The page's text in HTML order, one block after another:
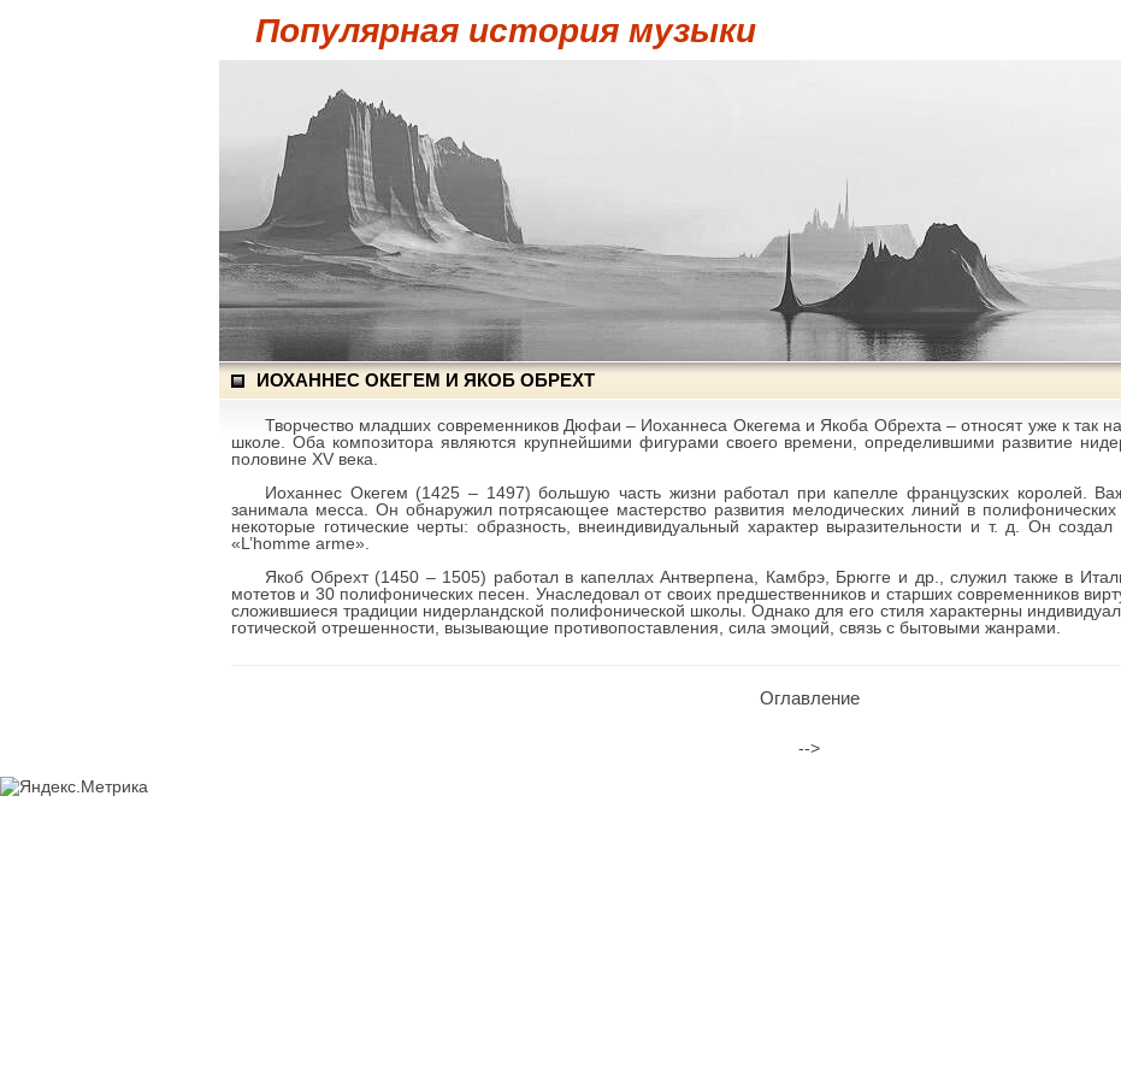
Популярная история музыки
ИОХАННЕС ОКЕГЕМ И ЯКОБ ОБРЕХТ
Творчество младших современников Дюфаи – Иоханнеса Окегема и Якоба Обрехта – относят уже к так
школе. Оба композитора являются крупнейшими фигурами своего времени, определившими развитие
половине XV века.
Иоханнес Окегем (1425 – 1497) большую часть жизни работал при капелле французских королей.
занимала месса. Он обнаружил потрясающее мастерство развития мелодических линий в
некоторые готические черты: образность, внеиндивидуальный характер выразительности и т. д. Он
«L’homme arme».
Якоб Обрехт (1450 – 1505) работал в капеллах Антверпена, Камбрэ, Брюгге и др., служил также в
мотетов и 30 полифонических песен. Унаследовал от своих предшественников и старших современников
сложившиеся традиции нидерландской полифонической школы. Однако для его стиля характерны
готической отрешенности, вызывающие противопоставления, сила эмоций, связь с бытовыми жанрами.
Оглавление
-->